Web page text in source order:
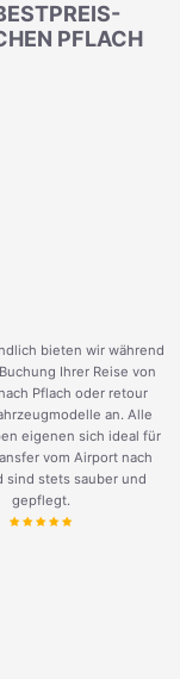
PFLACH
bieten wir während
Ihrer Reise von
Pflach oder retour
an. Alle
eigenen sich ideal für
vom Airport nach
sind stets sauber und
gepflegt.